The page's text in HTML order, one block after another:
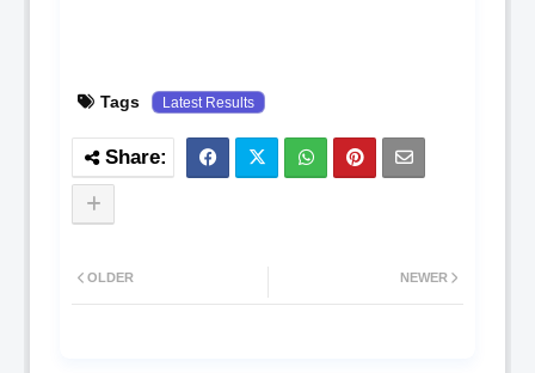
Tags Latest Results
NEWER
OLDER